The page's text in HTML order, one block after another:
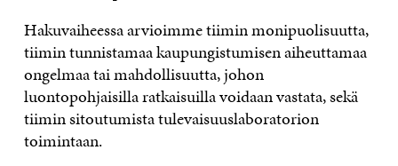
Hakuvaiheessa arvioimme tiimin monipuolisuutta,
tiimin tunnistamaa kaupungistumisen aiheuttamaa
ongelmaa tai mahdollisuutta, johon
luontopohjaisilla ratkaisuilla voidaan vastata, sekä
tiimin sitoutumista tulevaisuuslaboratorion
toimintaan.